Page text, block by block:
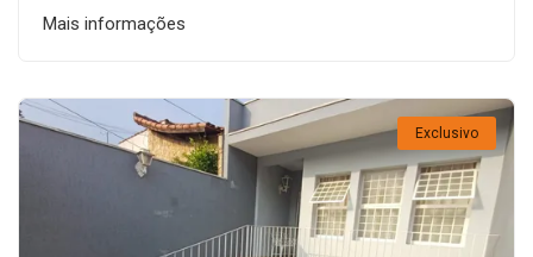
Mais informações
Exclusivo